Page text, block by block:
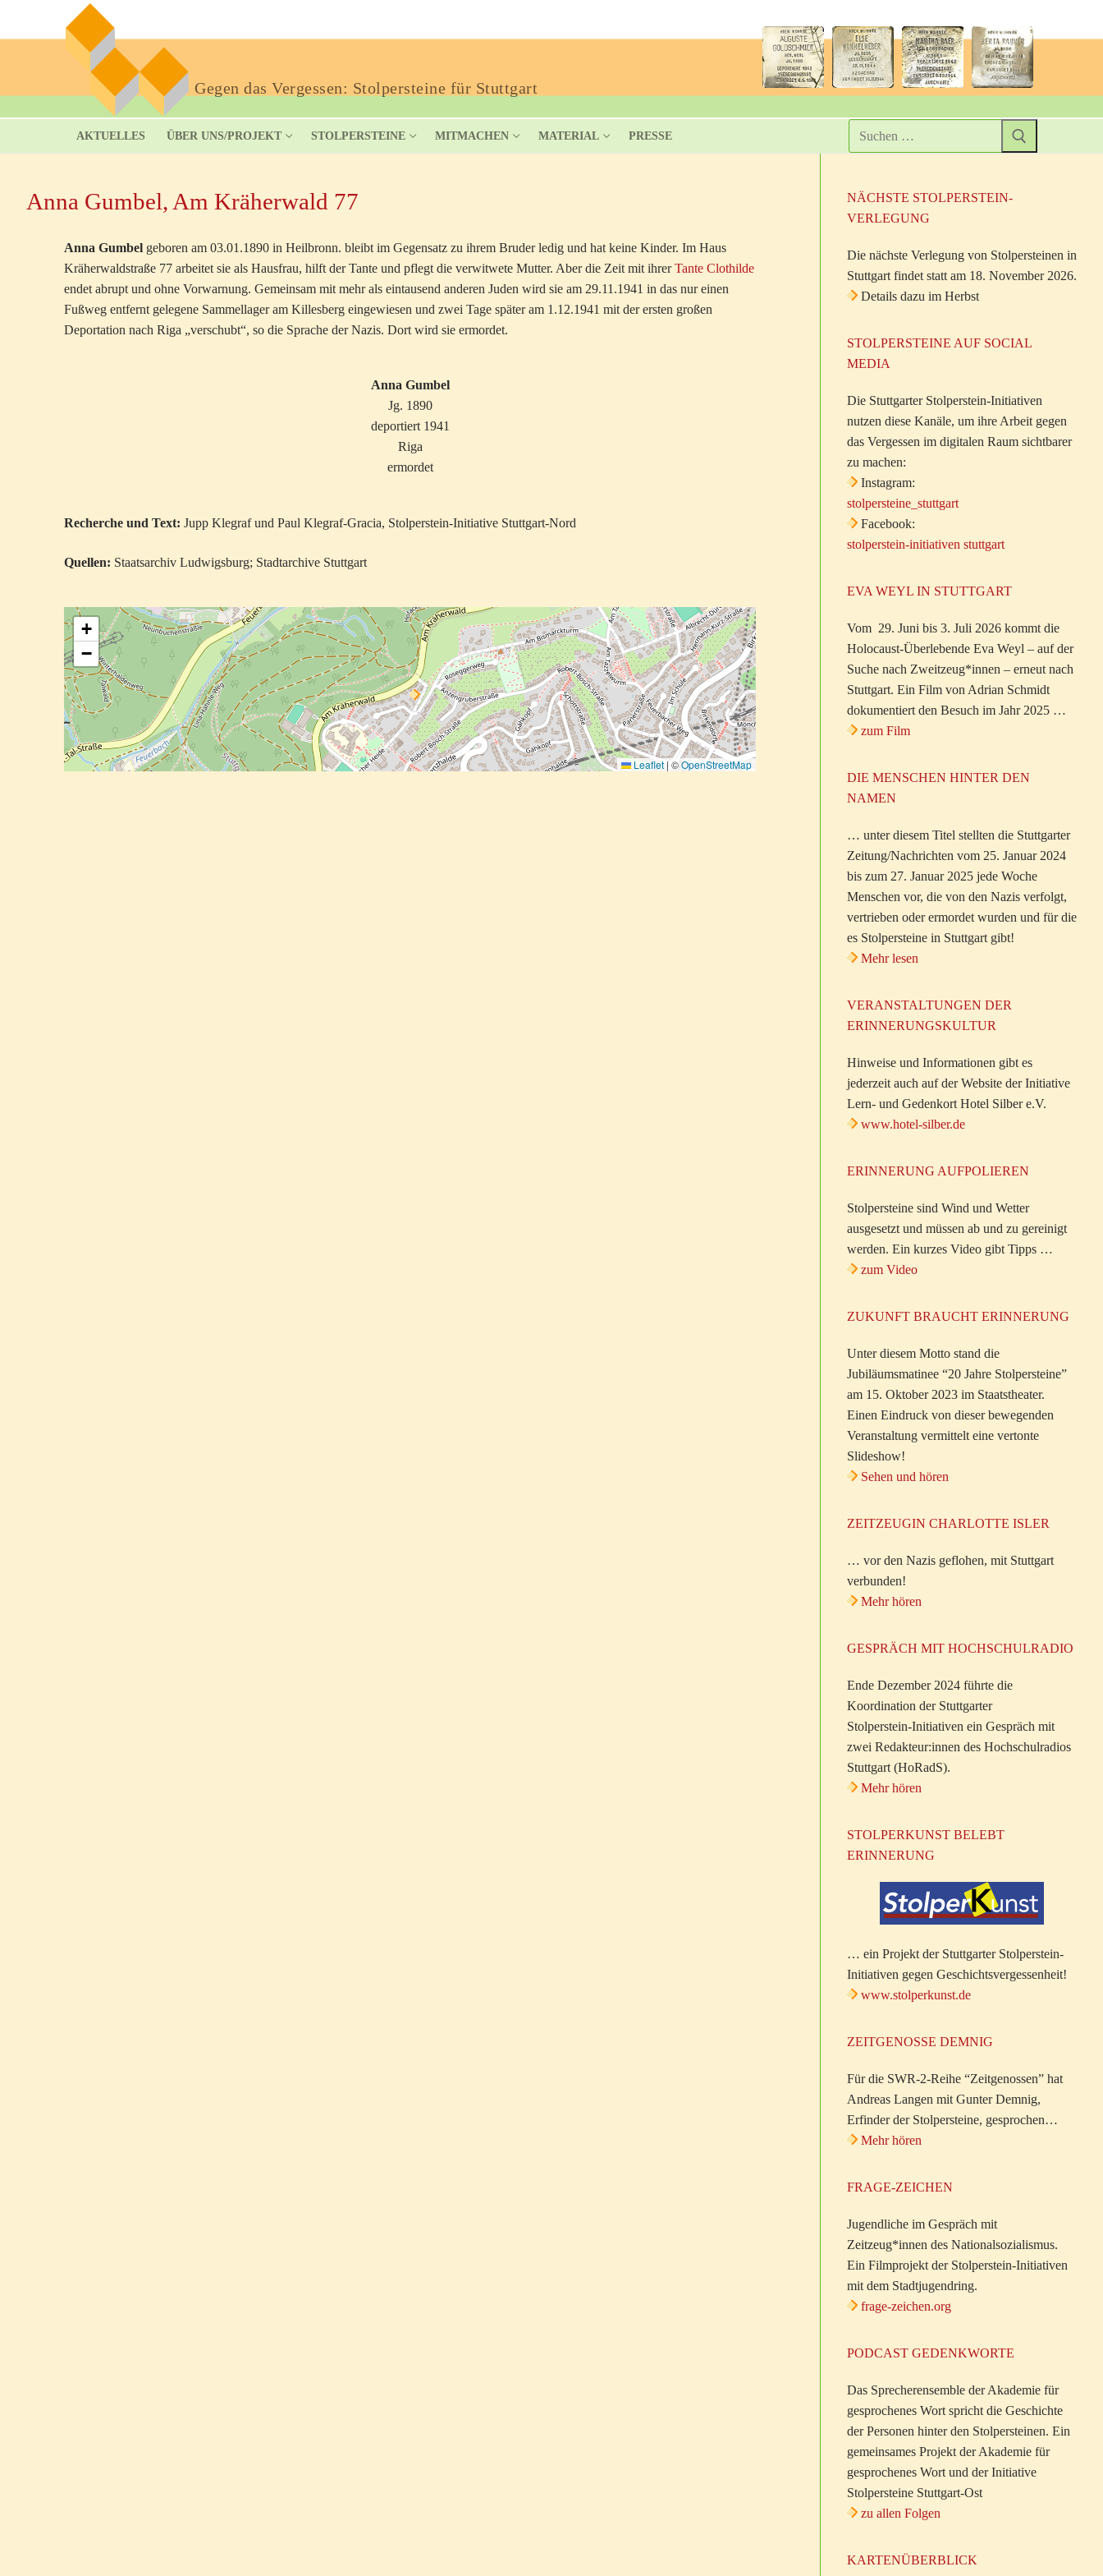
Gegen das Vergessen: Stolpersteine für Stuttgart
AKTUELLES ÜBER UNS/PROJEKT STOLPERSTEINE MITMACHEN MATERIAL PRESSE
Anna Gumbel, Am Kräherwald 77
Anna Gumbel geboren am 03.01.1890 in Heilbronn. bleibt im Gegensatz zu ihrem Bruder ledig und hat keine Kinder. Im Haus
Kräherwaldstraße 77 arbeitet sie als Hausfrau, hilft der Tante und pflegt die verwitwete Mutter. Aber die Zeit mit ihrerTante Clothilde
endet abrupt und ohne Vorwarnung. Gemeinsam mit mehr als eintausend anderen Juden wird sie am 29.11.1941 in das nur einen
Fußweg entfernt gelegene Sammellager am Killesberg eingewiesen und zwei Tage später am 1.12.1941 mit der ersten großen
Deportation nach Riga „verschubt“, so die Sprache der Nazis. Dort wird sie ermordet.
Anna Gumbel
Jg. 1890
deportiert 1941
Riga
ermordet
Recherche und Text: Jupp Klegraf und Paul Klegraf-Gracia, Stolperstein-Initiative Stuttgart-Nord
Quellen: Staatsarchiv Ludwigsburg; Stadtarchive Stuttgart
+
−
Leaflet | ©OpenStreetMap
NÄCHSTE STOLPERSTEIN-
VERLEGUNG
Die nächste Verlegung von Stolpersteinen in
Stuttgart findet statt am 18. November 2026.
Details dazu im Herbst
STOLPERSTEINE AUF SOCIAL
MEDIA
Die Stuttgarter Stolperstein-Initiativen
nutzen diese Kanäle, um ihre Arbeit gegen
das Vergessen im digitalen Raum sichtbarer
zu machen:
Instagram:
stolpersteine_stuttgart
Facebook:
stolperstein-initiativen stuttgart
EVA WEYL IN STUTTGART
Vom 29. Juni bis 3. Juli 2026 kommt die
Holocaust-Überlebende Eva Weyl – auf der
Suche nach Zweitzeug*innen – erneut nach
Stuttgart. Ein Film von Adrian Schmidt
dokumentiert den Besuch im Jahr 2025 …
zum Film
DIE MENSCHEN HINTER DEN
NAMEN
… unter diesem Titel stellten die Stuttgarter
Zeitung/Nachrichten vom 25. Januar 2024
bis zum 27. Januar 2025 jede Woche
Menschen vor, die von den Nazis verfolgt,
vertrieben oder ermordet wurden und für die
es Stolpersteine in Stuttgart gibt!
Mehr lesen
VERANSTALTUNGEN DER
ERINNERUNGSKULTUR
Hinweise und Informationen gibt es
jederzeit auch auf der Website der Initiative
Lern- und Gedenkort Hotel Silber e.V.
www.hotel-silber.de
ERINNERUNG AUFPOLIEREN
Stolpersteine sind Wind und Wetter
ausgesetzt und müssen ab und zu gereinigt
werden. Ein kurzes Video gibt Tipps …
zum Video
ZUKUNFT BRAUCHT ERINNERUNG
Unter diesem Motto stand die
Jubiläumsmatinee “20 Jahre Stolpersteine”
am 15. Oktober 2023 im Staatstheater.
Einen Eindruck von dieser bewegenden
Veranstaltung vermittelt eine vertonte
Slideshow!
Sehen und hören
ZEITZEUGIN CHARLOTTE ISLER
… vor den Nazis geflohen, mit Stuttgart
verbunden!
Mehr hören
GESPRÄCH MIT HOCHSCHULRADIO
Ende Dezember 2024 führte die
Koordination der Stuttgarter
Stolperstein-Initiativen ein Gespräch mit
zwei Redakteur:innen des Hochschulradios
Stuttgart (HoRadS).
Mehr hören
STOLPERKUNST BELEBT
ERINNERUNG
… ein Projekt der Stuttgarter Stolperstein-
Initiativen gegen Geschichtsvergessenheit!
www.stolperkunst.de
ZEITGENOSSE DEMNIG
Für die SWR-2-Reihe “Zeitgenossen” hat
Andreas Langen mit Gunter Demnig,
Erfinder der Stolpersteine, gesprochen…
Mehr hören
FRAGE-ZEICHEN
Jugendliche im Gespräch mit
Zeitzeug*innen des Nationalsozialismus.
Ein Filmprojekt der Stolperstein-Initiativen
mit dem Stadtjugendring.
frage-zeichen.org
PODCAST GEDENKWORTE
Das Sprecherensemble der Akademie für
gesprochenes Wort spricht die Geschichte
der Personen hinter den Stolpersteinen. Ein
gemeinsames Projekt der Akademie für
gesprochenes Wort und der Initiative
Stolpersteine Stuttgart-Ost
zu allen Folgen
KARTENÜBERBLICK